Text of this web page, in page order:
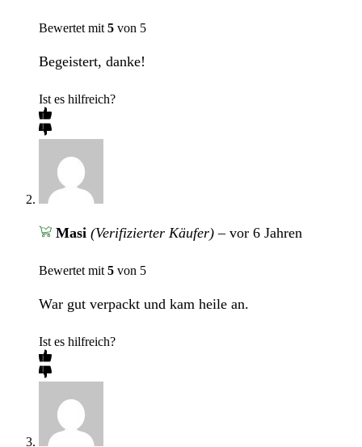
Bewertet mit 5 von 5
Begeistert, danke!
Ist es hilfreich?
Masi (Verifizierter Käufer) – vor 6 Jahren
Bewertet mit 5 von 5
War gut verpackt und kam heile an.
Ist es hilfreich?